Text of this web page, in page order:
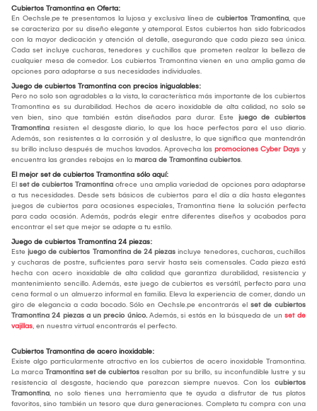
Cubiertos Tramontina en Oferta:
En Oechsle.pe te presentamos la lujosa y exclusiva línea de cubiertos Tramontina, que
se caracteriza por su diseño elegante y atemporal. Estos cubiertos han sido fabricados
con la mayor dedicación y atención al detalle, asegurando que cada pieza sea única.
Cada set incluye cucharas, tenedores y cuchillos que prometen realzar la belleza de
cualquier mesa de comedor. Los cubiertos Tramontina vienen en una amplia gama de
opciones para adaptarse a sus necesidades individuales.
Juego de cubiertos Tramontina con precios inigualables:
Pero no solo son agradables a la vista, la característica más importante de los cubiertos
Tramontina es su durabilidad. Hechos de acero inoxidable de alta calidad, no solo se
ven bien, sino que también están diseñados para durar. Este juego de cubiertos
Tramontina resisten el desgaste diario, lo que los hace perfectos para el uso diario.
Además, son resistentes a la corrosión y al deslustre, lo que significa que mantendrán
su brillo incluso después de muchos lavados. Aprovecha las promociones Cyber Days y
encuentra las grandes rebajas en la marca de Tramontina cubiertos.
El mejor set de cubiertos Tramontina sólo aquí:
El set de cubiertos Tramontina ofrece una amplia variedad de opciones para adaptarse
a tus necesidades. Desde sets básicos de cubiertos para el día a día hasta elegantes
juegos de cubiertos para ocasiones especiales, Tramontina tiene la solución perfecta
para cada ocasión. Además, podrás elegir entre diferentes diseños y acabados para
encontrar el set que mejor se adapte a tu estilo.
Juego de cubiertos Tramontina 24 piezas:
Este juego de cubiertos Tramontina de 24 piezas incluye tenedores, cucharas, cuchillos
y cucharas de postre, suficientes para servir hasta seis comensales. Cada pieza está
hecha con acero inoxidable de alta calidad que garantiza durabilidad, resistencia y
mantenimiento sencillo. Además, este juego de cubiertos es versátil, perfecto para una
cena formal o un almuerzo informal en familia. Eleva la experiencia de comer, dando un
giro de elegancia a cada bocado. Sólo en Oechsle.pe encontrarás el set de cubiertos
Tramontina 24 piezas a un precio único. Además, si estás en la búsqueda de un set de
vajillas, en nuestra virtual encontrarás el perfecto.
Cubiertos Tramontina de acero inoxidable:
Existe algo particularmente atractivo en los cubiertos de acero inoxidable Tramontina.
La marca Tramontina set de cubiertos resaltan por su brillo, su inconfundible lustre y su
resistencia al desgaste, haciendo que parezcan siempre nuevos. Con los cubiertos
Tramontina, no solo tienes una herramienta que te ayuda a disfrutar de tus platos
favoritos, sino también un tesoro que dura generaciones. Completa tu compra con una